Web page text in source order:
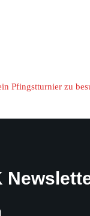
Pfingstturnier zu